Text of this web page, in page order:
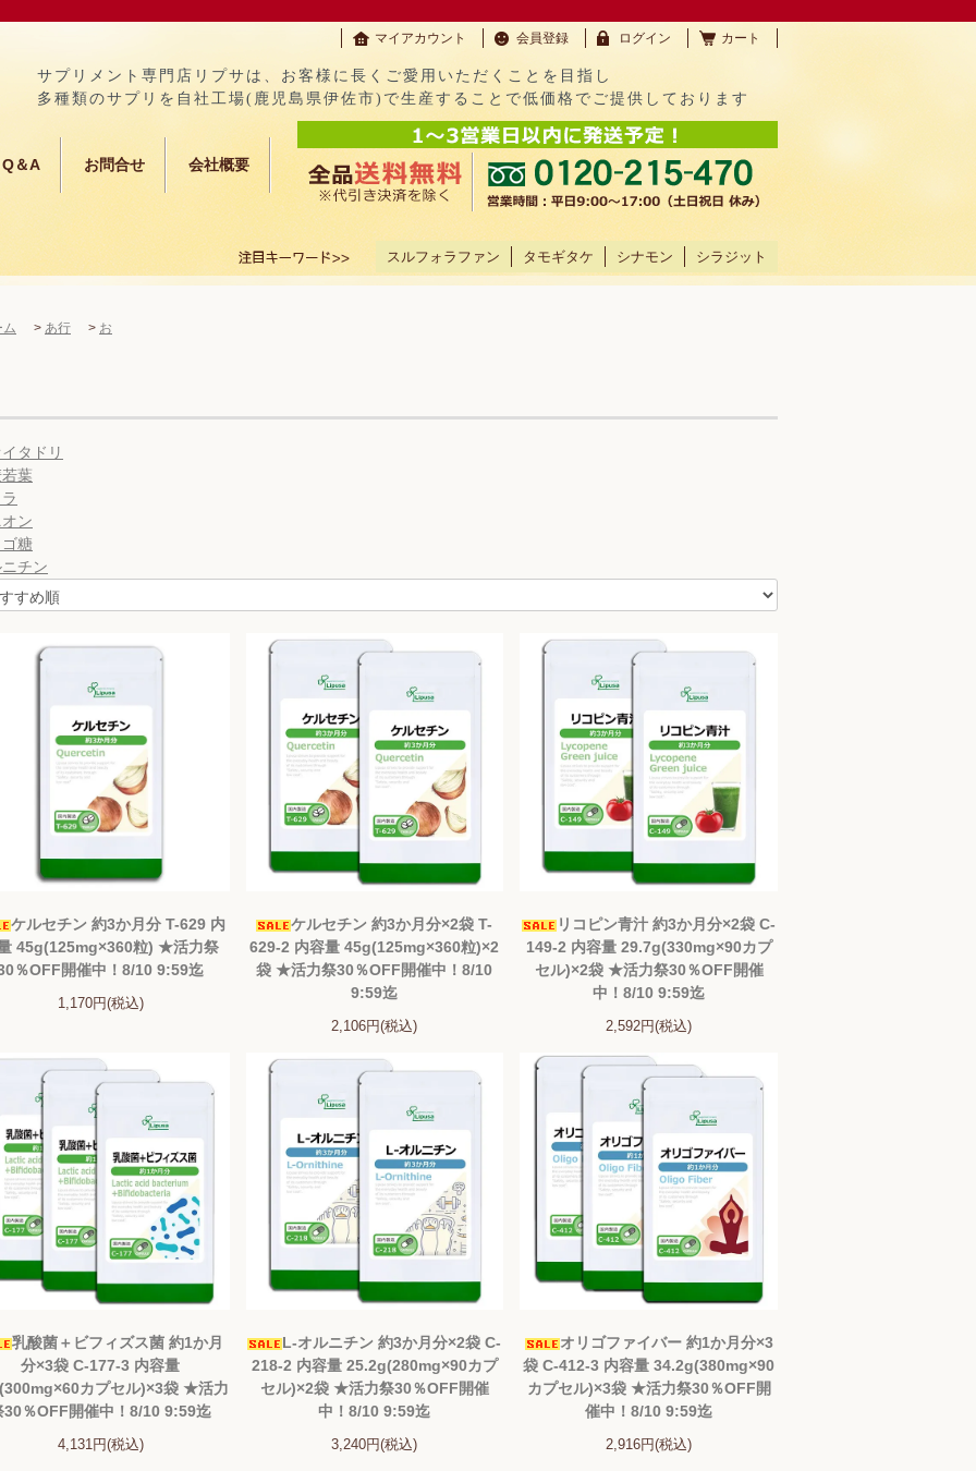
マイアカウント 会員登録 ログイン カート
サプリメント専門店リプサは、お客様に長くご愛用いただくことを目指し
多種類のサプリを自社工場(鹿児島県伊佐市)で生産することで低価格でご提供しております
Q＆A お問合せ 会社概要
スルフォラファン タモギタケ シナモン シラジット
ム > あ行 > お
タドリ
葉
ン
糖
チン
ケルセチン 約3か月分 T-629 内
45g(125mg×360粒) ★活力祭
％OFF開催中！8/10 9:59迄
1,170円(税込)
ケルセチン 約3か月分×2袋 T-
629-2 内容量 45g(125mg×360粒)×2
袋 ★活力祭30％OFF開催中！8/10
9:59迄
2,106円(税込)
リコピン青汁 約3か月分×2袋 C-
149-2 内容量 29.7g(330mg×90カプ
セル)×2袋 ★活力祭30％OFF開催
中！8/10 9:59迄
2,592円(税込)
乳酸菌＋ビフィズス菌 約1か月
分×3袋 C-177-3 内容量
カプセル)×3袋 ★活力
30％OFF開催中！8/10 9:59迄
4,131円(税込)
L-オルニチン 約3か月分×2袋 C-
218-2 内容量 25.2g(280mg×90カプ
セル)×2袋 ★活力祭30％OFF開催
中！8/10 9:59迄
3,240円(税込)
オリゴファイバー 約1か月分×3
袋 C-412-3 内容量 34.2g(380mg×90
カプセル)×3袋 ★活力祭30％OFF開
催中！8/10 9:59迄
2,916円(税込)